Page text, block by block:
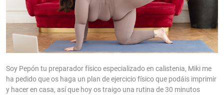
Soy Pepón tu preparador físico especializado en calistenia, Miki me
ha pedido que os haga un plan de ejercicio físico que podáis imprimir
y hacer en casa, así que hoy os traigo una rutina de 30 minutos